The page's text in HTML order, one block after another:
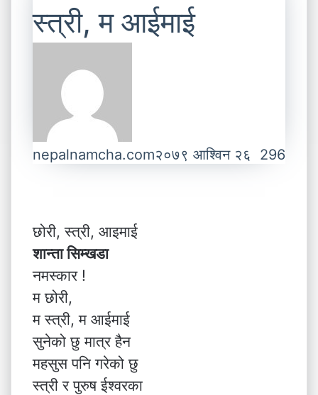
स्त्री, म आईमाई
nepalnamcha.com२०७९ आश्विन २६ 296
छोरी, स्त्री, आइमाई
शान्ता सिम्खडा
नमस्कार !
म छोरी,
म स्त्री, म आईमाई
सुनेको छु मात्र हैन
महसुस पनि गरेको छु
स्त्री र पुरुष ईश्वरका